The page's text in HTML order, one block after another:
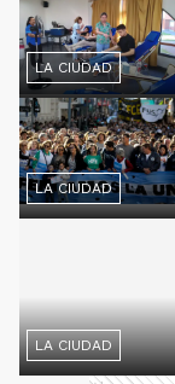
LA CIUDAD
LA CIUDAD
LA CIUDAD
Ads